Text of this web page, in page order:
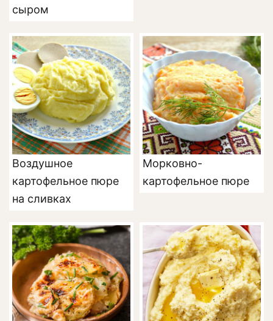
сыром
Воздушное
картофельное пюре
на сливках
Морковно-
картофельное пюре